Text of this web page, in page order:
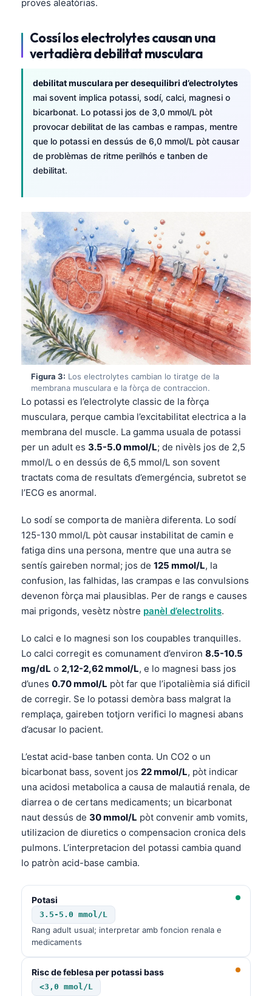
proves aleatòrias.
Cossí los electrolytes causan una
vertadièra debilitat musculara
debilitat musculara per desequilibri d’electrolytes
mai sovent implica potassi, sodí, calci, magnesi o
bicarbonat. Lo potassi jos de 3,0 mmol/L pòt
provocar debilitat de las cambas e rampas, mentre
que lo potassi en dessús de 6,0 mmol/L pòt causar
de problèmas de ritme perilhós e tanben de
debilitat.
Figura 3: Los electrolytes cambian lo tiratge de la
membrana musculara e la fòrça de contraccion.
Lo potassi es l’electrolyte classic de la fòrça
musculara, perque cambia l’excitabilitat electrica a la
membrana del muscle. La gamma usuala de potassi
per un adult es 3.5-5.0 mmol/L; de nivèls jos de 2,5
mmol/L o en dessús de 6,5 mmol/L son sovent
tractats coma de resultats d’emergéncia, subretot se
l’ECG es anormal.
Lo sodí se comporta de manièra diferenta. Lo sodí
125-130 mmol/L pòt causar instabilitat de camin e
fatiga dins una persona, mentre que una autra se
sentís gaireben normal; jos de 125 mmol/L, la
confusion, las falhidas, las crampas e las convulsions
devenon fòrça mai plausiblas. Per de rangs e causes
mai prigonds, vesètz nòstre panèl d’electrolits.
Lo calci e lo magnesi son los coupables tranquilles.
Lo calci corregit es comunament d’environ 8.5-10.5
mg/dL o 2,12-2,62 mmol/L, e lo magnesi bass jos
d’unes 0.70 mmol/L pòt far que l’ipotalièmia siá dificil
de corregir. Se lo potassi demòra bass malgrat la
remplaça, gaireben totjorn verifici lo magnesi abans
d’acusar lo pacient.
L’estat acid-base tanben conta. Un CO2 o un
bicarbonat bass, sovent jos 22 mmol/L, pòt indicar
una acidosi metabolica a causa de malautiá renala, de
diarrea o de certans medicaments; un bicarbonat
naut dessús de 30 mmol/L pòt convenir amb vomits,
utilizacion de diuretics o compensacion cronica dels
pulmons. L’interpretacion del potassi cambia quand
lo patròn acid-base cambia.
Potasi
3.5-5.0 mmol/L
Rang adult usual; interpretar amb foncion renala e
medicaments
Risc de feblesa per potassi bass
<3,0 mmol/L